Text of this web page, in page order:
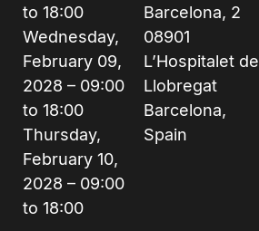
to 18:00
Wednesday,
February 09,
2028 – 09:00
to 18:00
Thursday,
February 10,
2028 – 09:00
to 18:00
Barcelona, 2
08901
L’Hospitalet de
Llobregat
Barcelona,
Spain